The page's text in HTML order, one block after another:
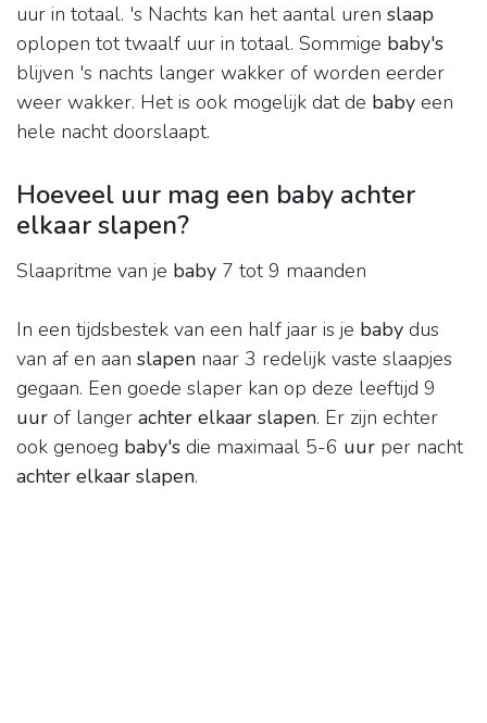
uur in totaal. 's Nachts kan het aantal uren slaap
oplopen tot twaalf uur in totaal. Sommige baby's
blijven 's nachts langer wakker of worden eerder
weer wakker. Het is ook mogelijk dat de baby een
hele nacht doorslaapt.
Hoeveel uur mag een baby achter
elkaar slapen?
Slaapritme van je baby 7 tot 9 maanden
In een tijdsbestek van een half jaar is je baby dus
van af en aan slapen naar 3 redelijk vaste slaapjes
gegaan. Een goede slaper kan op deze leeftijd 9
uur of langer achter elkaar slapen. Er zijn echter
ook genoeg baby's die maximaal 5-6 uur per nacht
achter elkaar slapen.